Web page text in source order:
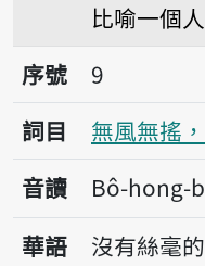
比喻一個
序號9無風無搖，
序號
9
詞目
無風無搖
音讀
Bô-hong-
華語
沒有絲毫